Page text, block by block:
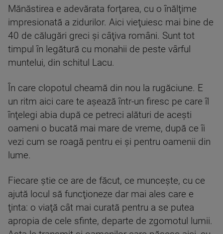
Mănăstirea e adevărata forţarea, cu o înălţime
impresionată a zidurilor. Aici vieţuiesc mai bine de
40 de călugări greci şi câţiva români. Sunt tot
timpul în legătură cu monahii de peste vârful
muntelui, din schitul Lacu.
În care clopotul cheamă din nou la rugăciune. E
un ritm aici care te aşează într-un firesc pe care îl
înţelegi abia după ce petreci alături de aceşti
oameni o bucată mai mare de vreme, după ce îi
vezi cum se roagă pentru ei şi pentru oamenii din
lume.
Fiecare ştie ce are de făcut, ce munceşte, cu ce
ajută locul să funcţioneze dar mai ales care e
ţinta: o viaţă cât mai curată pentru a se putea
apropia de cele sfinte, departe de zgomotul lumii.